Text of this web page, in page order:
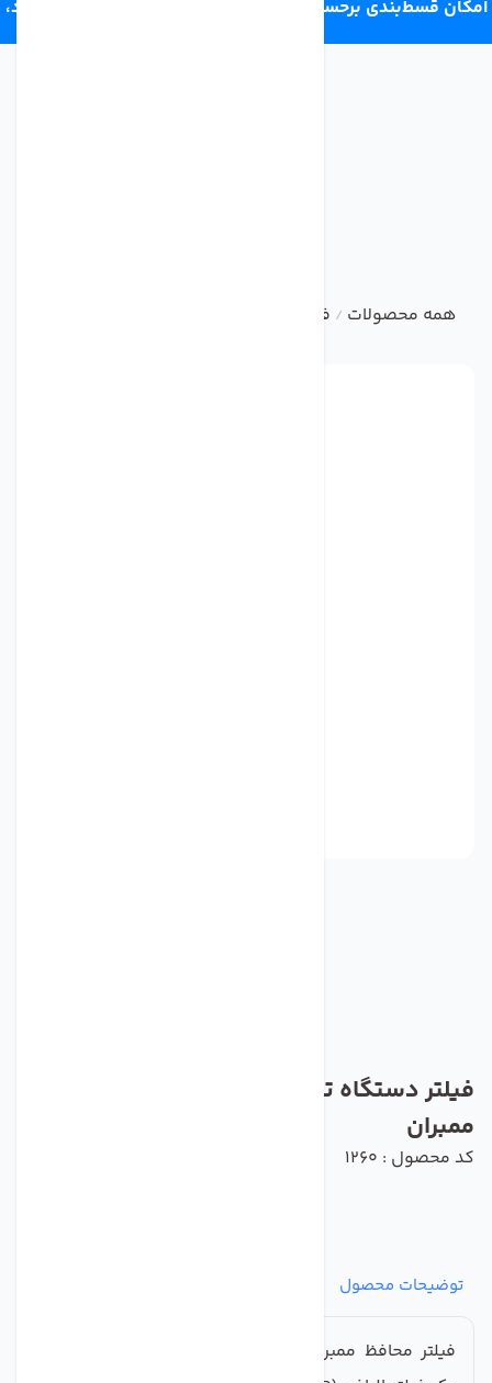
امکان قسط‌بندی برحسب اعتبار ترب‌پی 4 قسط ماهانه. بدون سود،
همه محصولات / فیلتر تصفیه کننده آب
فیلتر دستگاه تصفیه آب کاروفی مدل محافظ
ممبران
کد محصول : 1260
توضیحات محصول